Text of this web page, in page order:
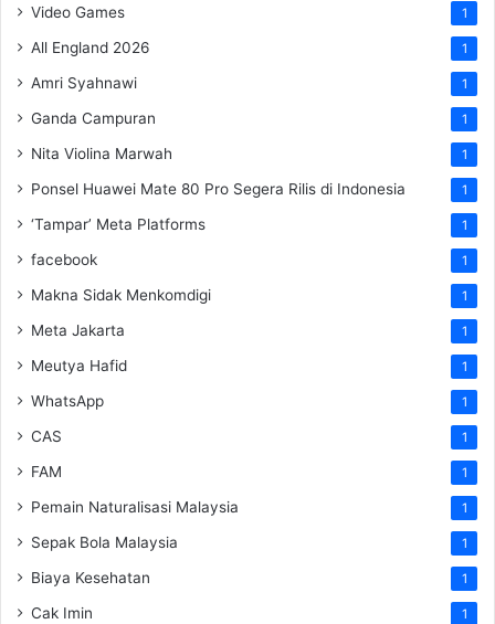
Video Games 1
All England 2026 1
Amri Syahnawi 1
Ganda Campuran 1
Nita Violina Marwah 1
Ponsel Huawei Mate 80 Pro Segera Rilis di Indonesia 1
‘Tampar’ Meta Platforms 1
facebook 1
Makna Sidak Menkomdigi 1
Meta Jakarta 1
Meutya Hafid 1
WhatsApp 1
CAS 1
FAM 1
Pemain Naturalisasi Malaysia 1
Sepak Bola Malaysia 1
Biaya Kesehatan 1
Cak Imin 1